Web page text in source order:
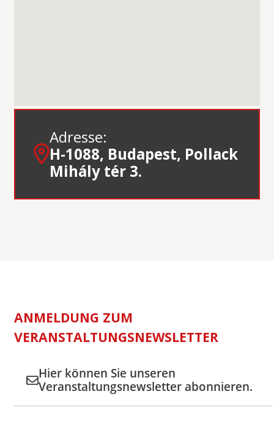
Adresse:
H-1088, Budapest, Pollack
Mihály tér 3.
ANMELDUNG ZUM
VERANSTALTUNGSNEWSLETTER
Hier können Sie unseren
Veranstaltungsnewsletter abonnieren.